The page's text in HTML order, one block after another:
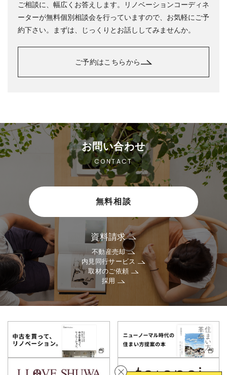
ご相談に、幅広くお答えします。リノベーションコーディネ
ーターが無料個別相談会を行っていますので、お気軽にご予
約下さい。まずは、じっくりとお話ししてみませんか。
ご予約はこちらから
お問い合わせ
CONTACT
無料相談
資料請求
不動産売却
内見同行サービス
取材のご依頼
採用